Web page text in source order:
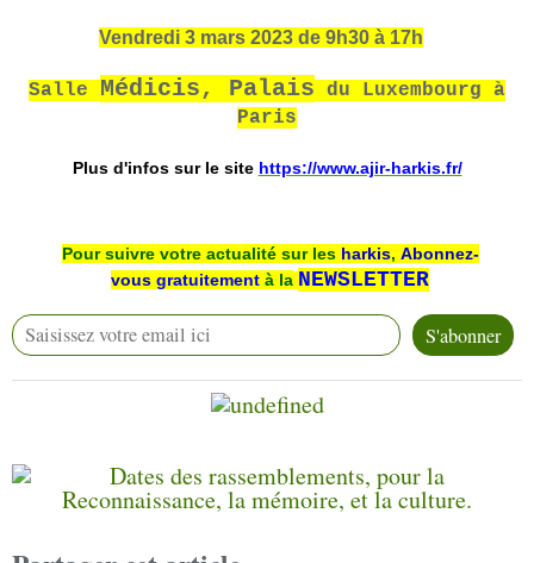
Vendredi 3 mars 2023 de 9h30 à 17h
Salle Médicis, Palais du Luxembourg à
Paris
Plus d'infos sur le site https://www.ajir-harkis.fr/
Pour suivre votre actualité sur les harkis, Abonnez-
vous gratuitement à la NEWSLETTER